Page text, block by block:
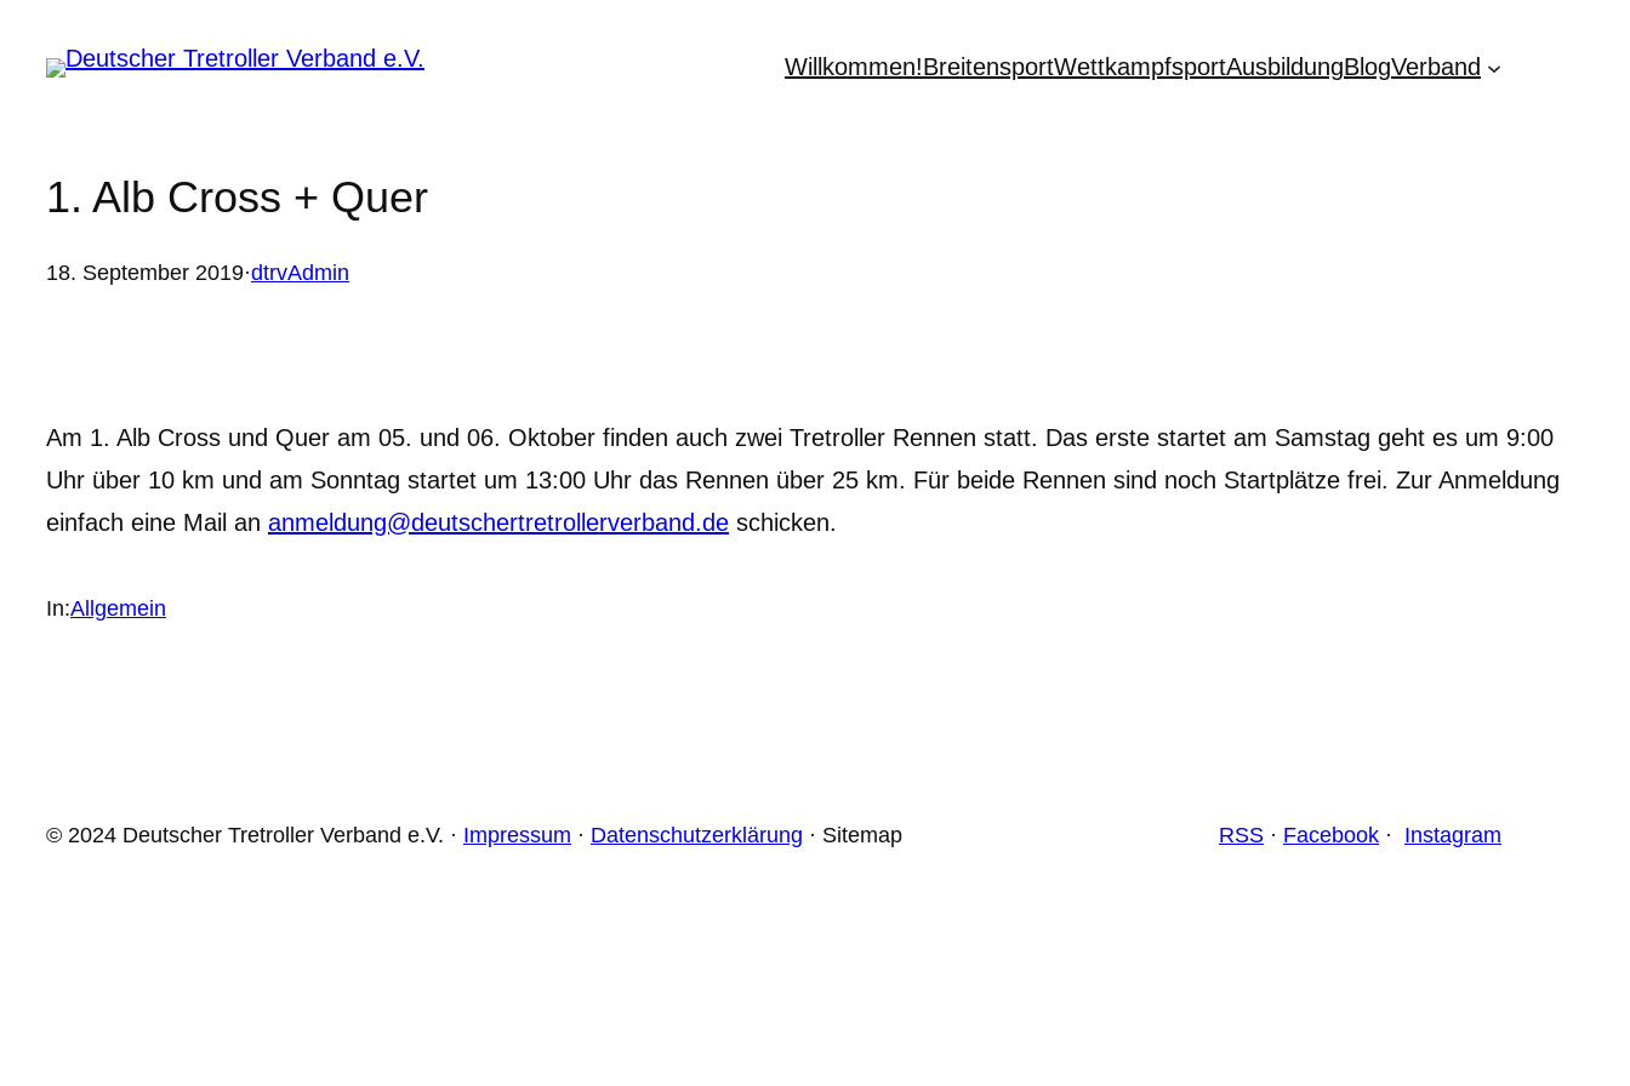
Inhalt
Willkommen!BreitensportWettkampfsportAusbildungBlogVerband
1. Alb Cross + Quer
18. September 2019·dtrvAdmin
Am 1. Alb Cross und Quer am 05. und 06. Oktober finden auch zwei Tretroller Rennen statt. Das erste startet am Samstag geht es um 9:00
Uhr über 10 km und am Sonntag startet um 13:00 Uhr das Rennen über 25 km. Für beide Rennen sind noch Startplätze frei. Zur Anmeldung
einfach eine Mail an anmeldung@deutschertretrollerverband.de schicken.
In:Allgemein
© 2024 Deutscher Tretroller Verband e.V. · Impressum · Datenschutzerklärung · Sitemap RSS · Facebook · Instagram